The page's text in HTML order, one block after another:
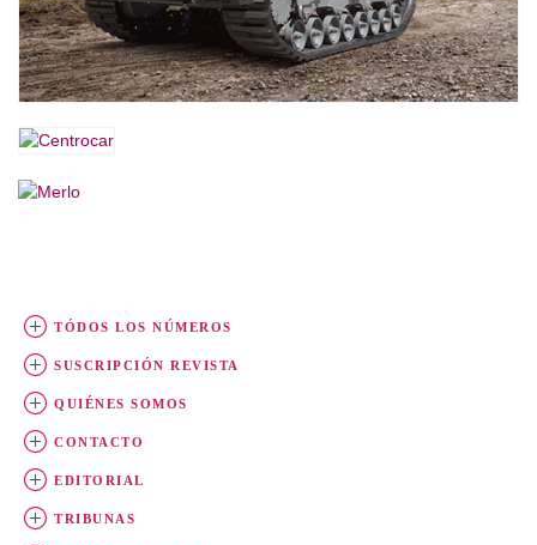
TÓDOS LOS NÚMEROS
SUSCRIPCIÓN REVISTA
QUIÉNES SOMOS
CONTACTO
EDITORIAL
TRIBUNAS